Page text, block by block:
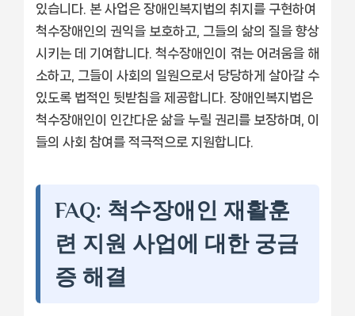
있습니다. 본 사업은 장애인복지법의 취지를 구현하여
척수장애인의 권익을 보호하고, 그들의 삶의 질을 향상
시키는 데 기여합니다. 척수장애인이 겪는 어려움을 해
소하고, 그들이 사회의 일원으로서 당당하게 살아갈 수
있도록 법적인 뒷받침을 제공합니다. 장애인복지법은
척수장애인이 인간다운 삶을 누릴 권리를 보장하며, 이
들의 사회 참여를 적극적으로 지원합니다.
FAQ: 척수장애인 재활훈
련 지원 사업에 대한 궁금
증 해결